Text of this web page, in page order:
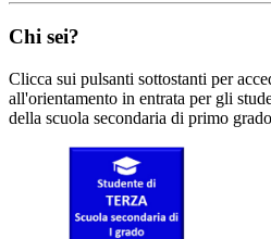
Chi sei?
Clicca sui pulsanti sottostanti per
all'orientamento in entrata per gli
della scuola secondaria di primo